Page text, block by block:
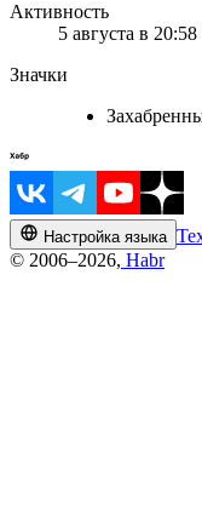
Активность
5 августа в 20:58
Значки
Настройка языка
© 2006–2026, Habr